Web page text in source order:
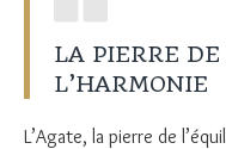
LA PIERRE
L’HARMONIE
L’Agate, la pierre de